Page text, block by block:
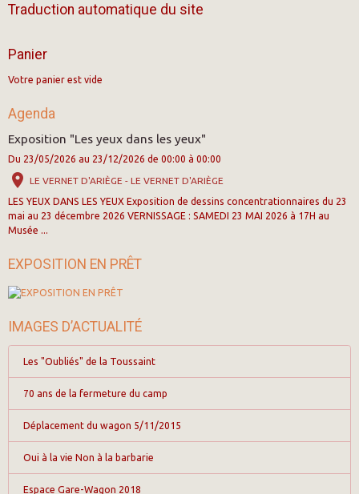
Traduction automatique du site
Panier
Votre panier est vide
Agenda
Exposition "Les yeux dans les yeux"
Du 23/05/2026 au 23/12/2026 de 00:00 à 00:00
LE VERNET D'ARIÈGE - LE VERNET D'ARIÈGE
LES YEUX DANS LES YEUX Exposition de dessins concentrationnaires du 23
mai au 23 décembre 2026 VERNISSAGE : SAMEDI 23 MAI 2026 à 17H au
Musée ...
EXPOSITION EN PRÊT
IMAGES D’ACTUALITÉ
Les "Oubliés" de la Toussaint
70 ans de la fermeture du camp
Déplacement du wagon 5/11/2015
Oui à la vie Non à la barbarie
Espace Gare-Wagon 2018